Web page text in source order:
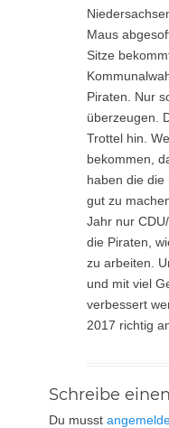
Maus
Sitze
Piraten. Nur
überzeugen.
Trottel hin.
bekommen,
haben die die
gut zu
Jahr nur
die Piraten,
zu arbeiten.
und mit viel
verbessert
2017 richtig
Schreibe
Du musst